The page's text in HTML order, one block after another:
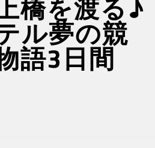
ル夢の競
語3日間